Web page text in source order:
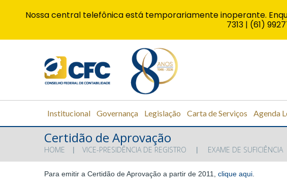
Institucional Governança Legislação Carta de Serviços Agenda
Certidão de Aprovação
HOME VICE-PRESIDÊNCIA DE REGISTRO EXAME DE SUFICIÊNCIA
Para emitir a Certidão de Aprovação a partir de 2011, clique aqui.
Nossa central telefônica está temporariamente inoperante.
7313 | (61)